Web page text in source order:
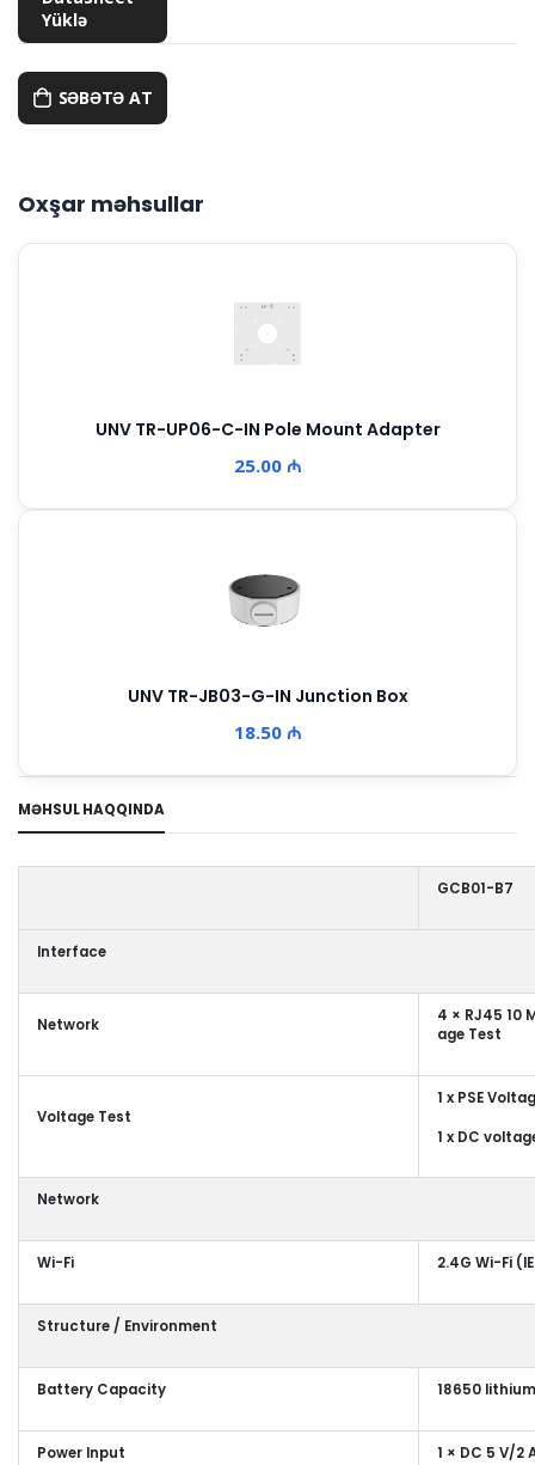
Yüklə
SƏBƏTƏ AT
Oxşar məhsullar
UNV TR-UP06-C-IN Pole Mount Adapter
25.00 ₼
UNV TR-JB03-G-IN Junction Box
18.50 ₼
MƏHSUL HAQQINDA
GCB01-B7
Interface
Network
4 × RJ45 10
age Test
Voltage Test
1 x PSE
1 x DC
Network
Wi-Fi 2.4G Wi-Fi
Structure / Environment
Battery Capacity 18650
Power Input 1 × DC 5 V/2